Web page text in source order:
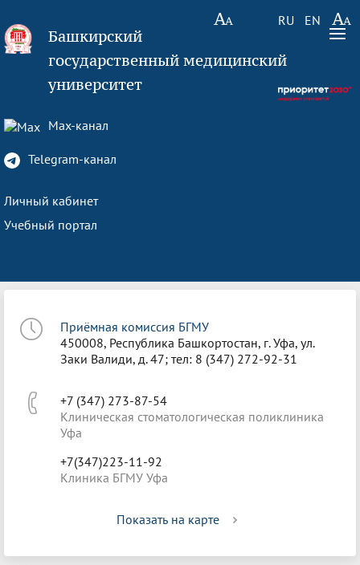
RU EN
Башкирский
государственный медицинский
университет
Max-канал
Telegram-канал
Личный кабинет
Учебный портал
Приёмная комиссия БГМУ
450008, Республика Башкортостан, г. Уфа, ул.
Заки Валиди, д. 47; тел: 8 (347) 272-92-31
+7 (347) 273-87-54
Клиническая стоматологическая поликлиника
Уфа
+7(347)223-11-92
Клиника БГМУ Уфа
Показать на карте